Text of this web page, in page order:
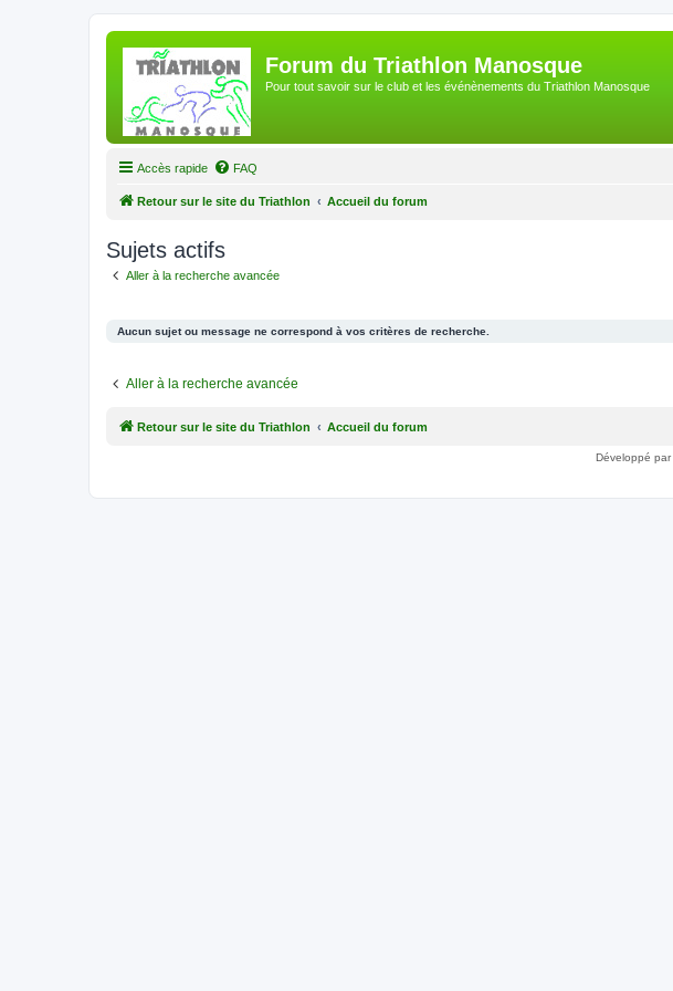
Forum du Triathlon Manosque
Pour tout savoir sur le club et les événènements du Triathlon Manosque
Accès rapide FAQ
Retour sur le site du Triathlon Accueil du forum
Sujets actifs
Aller à la recherche avancée
Aucun sujet ou message ne correspond à vos critères de recherche.
Aller à la recherche avancée
Retour sur le site du Triathlon Accueil du forum
Développé par